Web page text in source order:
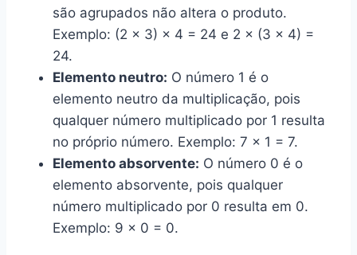
são agrupados não altera o produto.
Exemplo: (2 × 3) × 4 = 24 e 2 × (3 × 4) =
24.
Elemento neutro: O número 1 é o
elemento neutro da multiplicação, pois
qualquer número multiplicado por 1 resulta
no próprio número. Exemplo: 7 × 1 = 7.
Elemento absorvente: O número 0 é o
elemento absorvente, pois qualquer
número multiplicado por 0 resulta em 0.
Exemplo: 9 × 0 = 0.